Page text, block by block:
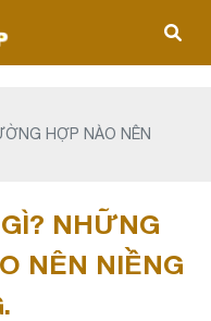
HỢP NÀO NÊN
NHỮNG
NÊN NIỀNG